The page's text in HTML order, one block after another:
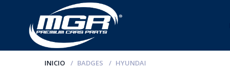
INICIO BADGES HYUNDAI